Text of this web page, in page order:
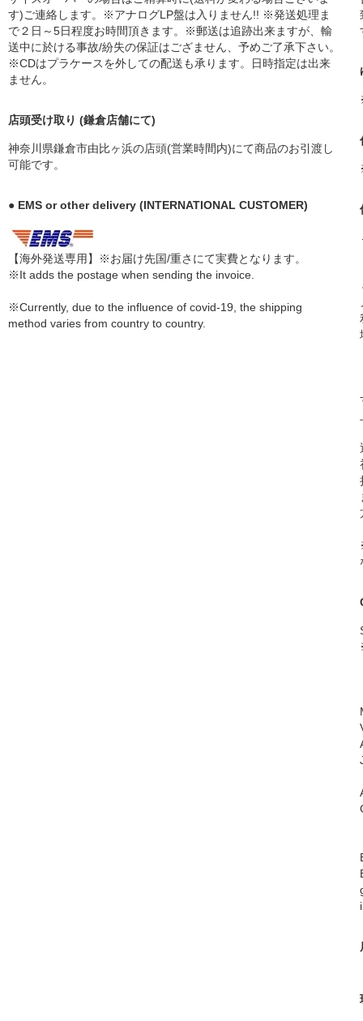
す)ご連絡します。※アナログLP盤は入りません!! ※発送処理ま
で２日～5日程度お時間頂きます。※郵送は追跡出来ますが、輸
送中に於ける事故/紛失の保証はござません、予めご了承下さい。
※CDはプラケースを外しての配送も承ります。日時指定は出来
ません。
店頭受け取り (鎌倉店舗にて)
神奈川県鎌倉市由比ヶ浜の店頭(営業時間内)にて商品のお引渡し
可能です。
● EMS or other delivery (INTERNATIONAL CUSTOMER)
【海外発送専用】※お届け先国/重さにて実費となります。
※It adds the postage when sending the invoice.
※Currently, due to the influence of covid-19, the shipping
method varies from country to country.